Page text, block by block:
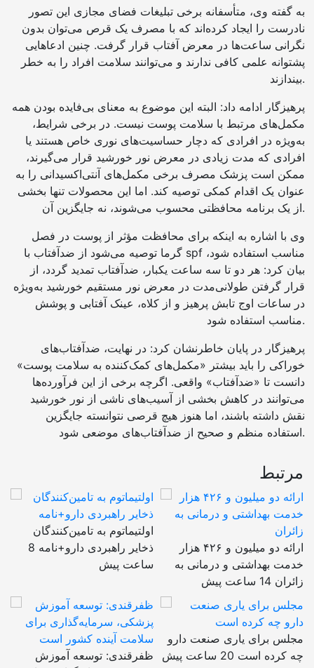
به گفته وی، متأسفانه برخی تبلیغات فضای مجازی این تصور
نادرست را ایجاد کرده‌اند که با مصرف یک قرص می‌توان بدون
نگرانی ساعت‌ها در معرض آفتاب قرار گرفت. چنین ادعاهایی
پشتوانه علمی کافی ندارند و می‌توانند سلامت افراد را به خطر
بیندازند.
پرهیزگار ادامه داد: البته این موضوع به معنای بی‌فایده بودن همه
مکمل‌های مرتبط با سلامت پوست نیست. در برخی شرایط،
به‌ویژه در افرادی که دچار حساسیت‌های نوری خاص هستند یا
افرادی که مدت زیادی در معرض نور خورشید قرار می‌گیرند،
ممکن است پزشک مصرف برخی مکمل‌های آنتی‌اکسیدانی را به
عنوان یک اقدام کمکی توصیه کند. اما این محصولات تنها بخشی
از یک برنامه محافظتی محسوب می‌شوند، نه جایگزین آن.
وی با اشاره به اینکه برای محافظت مؤثر از پوست در فصل
گرما توصیه می‌شود از ضدآفتاب با spf مناسب استفاده شود،
بیان کرد: هر دو تا سه ساعت یکبار، ضدآفتاب تمدید گردد، از
قرار گرفتن طولانی‌مدت در معرض نور مستقیم خورشید به‌ویژه
در ساعات اوج تابش پرهیز و از کلاه، عینک آفتابی و پوشش
مناسب استفاده شود.
پرهیزگار در پایان خاطرنشان کرد: در نهایت، ضدآفتاب‌های
خوراکی را باید بیشتر «مکمل‌های کمک‌کننده به سلامت پوست»
دانست تا «ضدآفتاب» واقعی. اگرچه برخی از این فرآورده‌ها
می‌توانند در کاهش بخشی از آسیب‌های ناشی از نور خورشید
نقش داشته باشند، اما هنوز هیچ قرصی نتوانسته جایگزین
استفاده منظم و صحیح از ضدآفتاب‌های موضعی شود.
مرتبط
اولتیماتوم به تامین‌کنندگان
ذخایر راهبردی دارو+نامه 8
ساعت پیش
ارائه دو میلیون و ۴۲۶ هزار
خدمت بهداشتی و درمانی به
زائران 14 ساعت پیش
ظفرقندی: توسعه آموزش
مجلس برای یاری صنعت دارو
چه کرده است 20 ساعت پیش